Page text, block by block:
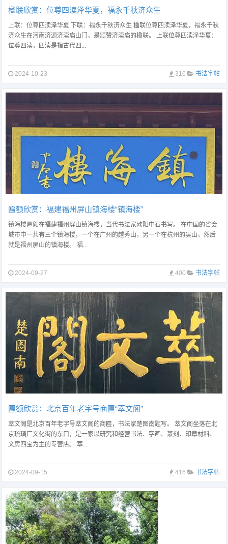
楹联欣赏：位尊四渎泽华夏，福永千秋济众生
上联：位尊四渎泽华夏 下联：福永千秋济众生 楹联位尊四渎泽华夏，福永千秋
济众生在河南济源济渎庙山门，是颂赞济渎庙的楹联。 上联位尊四渎泽华夏：
位尊四渎，四渎是指古代四...
2024-10-23 316 书法字帖
匾额欣赏：福建福州屏山镇海楼“镇海楼”
镇海楼匾额在福建福州屏山镇海楼，当代书法家欧阳中石书写。 在中国的省会
城市中一共有三个镇海楼，一个在广州的越秀山，另一个在杭州的吴山，然后
就是福州屏山的镇海楼。 福...
2024-09-27 400 书法字帖
匾额欣赏：北京百年老字号商匾“萃文阁”
萃文阁是北京百年老字号萃文阁的商匾，书法家楚图南题写。 萃文阁坐落在北
京琉璃厂文化街的东口，是一家以研究和经营书法、字画、篆刻、印章材料、
文房四宝为主的专营店。 萃...
2024-09-15 416 书法字帖